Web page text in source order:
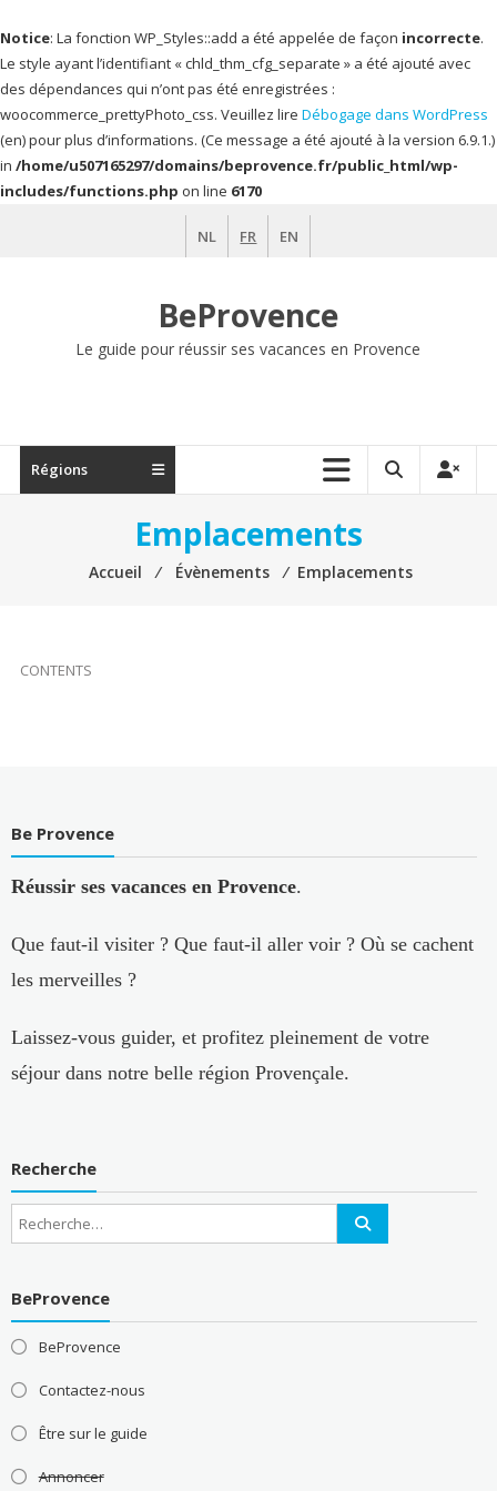
Notice: La fonction WP_Styles::add a été appelée de façon incorrecte.
Le style ayant l’identifiant « chld_thm_cfg_separate » a été ajouté avec
des dépendances qui n’ont pas été enregistrées :
woocommerce_prettyPhoto_css. Veuillez lire Débogage dans WordPress
(en) pour plus d’informations. (Ce message a été ajouté à la version 6.9.1.)
in /home/u507165297/domains/beprovence.fr/public_html/wp-
includes/functions.php on line 6170
NL FR EN
BeProvence
Le guide pour réussir ses vacances en Provence
Régions
Emplacements
Accueil ⁄ Évènements ⁄ Emplacements
CONTENTS
Be Provence
Réussir ses vacances en Provence.
Que faut-il visiter ? Que faut-il aller voir ? Où se cachent
les merveilles ?
Laissez-vous guider, et profitez pleinement de votre
séjour dans notre belle région Provençale.
Recherche
BeProvence
BeProvence
Contactez-nous
Être sur le guide
Annoncer